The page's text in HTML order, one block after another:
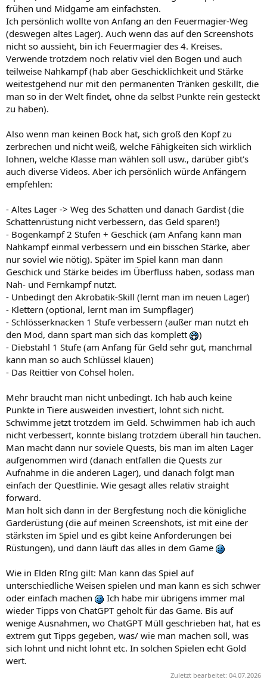
frühen und Midgame am einfachsten.
Ich persönlich wollte von Anfang an den Feuermagier-Weg
(deswegen altes Lager). Auch wenn das auf den Screenshots
nicht so aussieht, bin ich Feuermagier des 4. Kreises.
Verwende trotzdem noch relativ viel den Bogen und auch
teilweise Nahkampf (hab aber Geschicklichkeit und Stärke
weitestgehend nur mit den permanenten Tränken geskillt, die
man so in der Welt findet, ohne da selbst Punkte rein gesteckt
zu haben).
Also wenn man keinen Bock hat, sich groß den Kopf zu
zerbrechen und nicht weiß, welche Fähigkeiten sich wirklich
lohnen, welche Klasse man wählen soll usw., darüber gibt's
auch diverse Videos. Aber ich persönlich würde Anfängern
empfehlen:
- Altes Lager -> Weg des Schatten und danach Gardist (die
Schattenrüstung nicht verbessern, das Geld sparen!)
- Bogenkampf 2 Stufen + Geschick (am Anfang kann man
Nahkampf einmal verbessern und ein bisschen Stärke, aber
nur soviel wie nötig). Später im Spiel kann man dann
Geschick und Stärke beides im Überfluss haben, sodass man
Nah- und Fernkampf nutzt.
- Unbedingt den Akrobatik-Skill (lernt man im neuen Lager)
- Klettern (optional, lernt man im Sumpflager)
- Schlösserknacken 1 Stufe verbessern (außer man nutzt eh
den Mod, dann spart man sich das komplett
)
- Diebstahl 1 Stufe (am Anfang für Geld sehr gut, manchmal
kann man so auch Schlüssel klauen)
- Das Reittier von Cohsel holen.
Mehr braucht man nicht unbedingt. Ich hab auch keine
Punkte in Tiere ausweiden investiert, lohnt sich nicht.
Schwimme jetzt trotzdem im Geld. Schwimmen hab ich auch
nicht verbessert, konnte bislang trotzdem überall hin tauchen.
Man macht dann nur soviele Quests, bis man im alten Lager
aufgenommen wird (danach entfallen die Quests zur
Aufnahme in die anderen Lager), und danach folgt man
einfach der Questlinie. Wie gesagt alles relativ straight
forward.
Man holt sich dann in der Bergfestung noch die königliche
Garderüstung (die auf meinen Screenshots, ist mit eine der
stärksten im Spiel und es gibt keine Anforderungen bei
Rüstungen), und dann läuft das alles in dem Game
Wie in Elden RIng gilt: Man kann das Spiel auf
unterschiedliche Weisen spielen und man kann es sich schwer
oder einfach machen
Ich habe mir übrigens immer mal
wieder Tipps von ChatGPT geholt für das Game. Bis auf
wenige Ausnahmen, wo ChatGPT Müll geschrieben hat, hat es
extrem gut Tipps gegeben, was/ wie man machen soll, was
sich lohnt und nicht lohnt etc. In solchen Spielen echt Gold
wert.
Zuletzt bearbeitet: 04.07.2026